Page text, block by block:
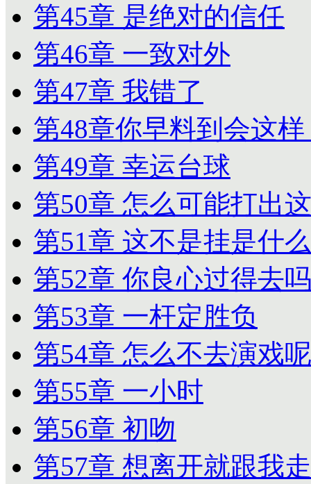
第45章 是绝对的信任
第46章 一致对外
第47章 我错了
第48章你早料到会这样
第49章 幸运台球
第50章 怎么可能打出
第51章 这不是挂是什么
第52章 你良心过得去吗
第53章 一杆定胜负
第54章 怎么不去演戏呢
第55章 一小时
第56章 初吻
第57章 想离开就跟我走